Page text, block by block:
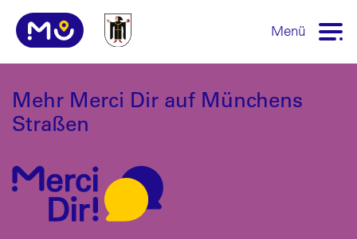
Menü
Mehr Merci Dir auf Münchens
Straßen